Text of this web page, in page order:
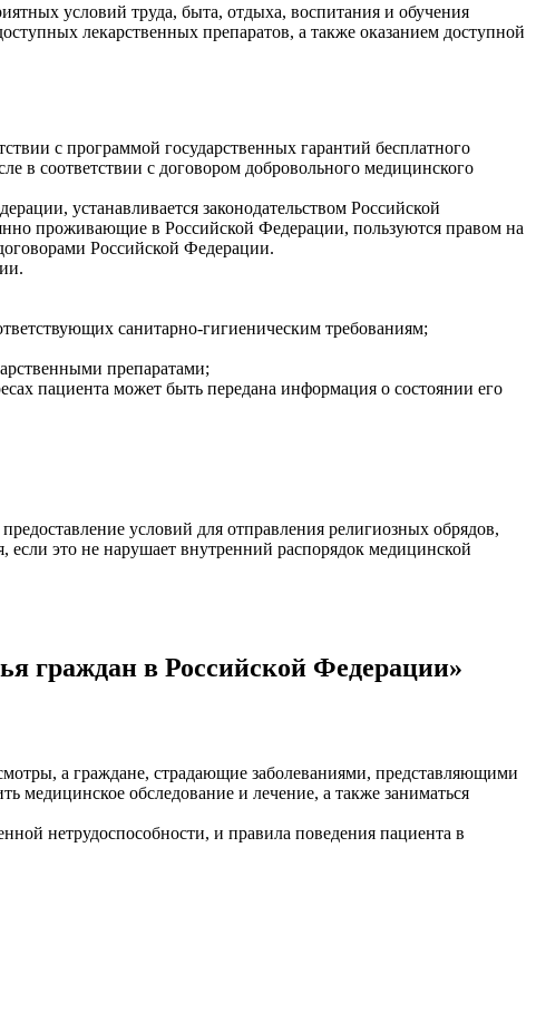
условий труда, быта, отдыха, воспитания и обучения
лекарственных препаратов, а также оказанием доступной
с программой государственных гарантий бесплатного
в соответствии с договором добровольного медицинского
устанавливается законодательством Российской
проживающие в Российской Федерации, пользуются правом на
Российской Федерации.
санитарно-гигиеническим требованиям;
препаратами;
пациента может быть передана информация о состоянии его
условий для отправления религиозных обрядов,
это не нарушает внутренний распорядок медицинской
граждан в Российской Федерации»
а граждане, страдающие заболеваниями, представляющими
медицинское обследование и лечение, а также заниматься
нетрудоспособности, и правила поведения пациента в